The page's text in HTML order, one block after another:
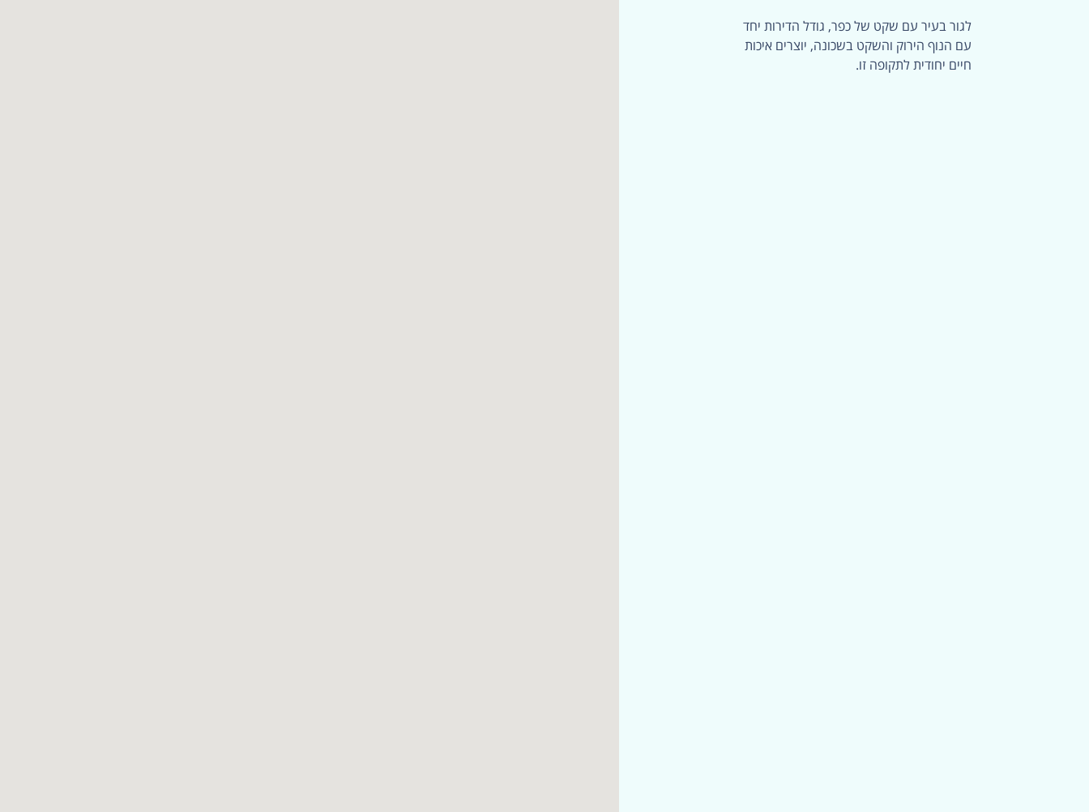
לגור בעיר עם שקט של כפר, גודל הדירות יחד
עם הנוף הירוק והשקט בשכונה, יוצרים איכות
חיים יחודית לתקופה זו.